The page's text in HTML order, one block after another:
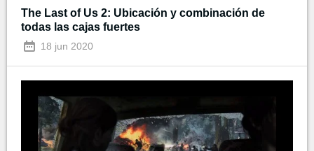
The Last of Us 2: Ubicación y combinación de
todas las cajas fuertes
18 jun 2020